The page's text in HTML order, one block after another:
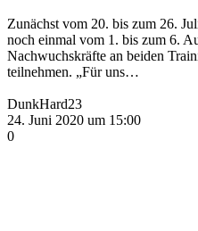
Zunächst vom 20. bis zum 26.
noch einmal vom 1. bis zum 6.
Nachwuchskräfte an beiden
teilnehmen. „Für uns…
DunkHard23
24. Juni 2020 um 15:00
0